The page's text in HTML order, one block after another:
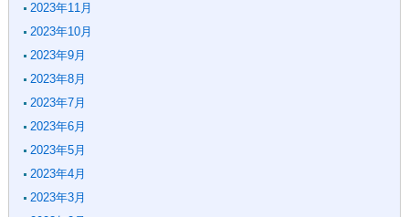
2023年11月
2023年10月
2023年9月
2023年8月
2023年7月
2023年6月
2023年5月
2023年4月
2023年3月